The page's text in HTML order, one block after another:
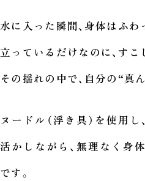
水に入った瞬間、身体はふわ
立っているだけなのに、すこ
その揺れの中で、自分の“真
ヌードル（浮き具）を使用
活かしながら、無理なく身
です。